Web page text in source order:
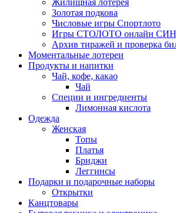
Жилищная лотерея
Золотая подкова
Числовые игры Спортлото
Игры СТОЛОТО онлайн
Архив тиражей и проверка
Моментальные лотереи
Продукты и напитки
Чай, кофе, какао
Чай
Специи и ингредиенты
Лимонная кислота
Одежда
Женская
Топы
Платья
Бриджи
Леггинсы
Подарки и подарочные наборы
Открытки
Канцтовары